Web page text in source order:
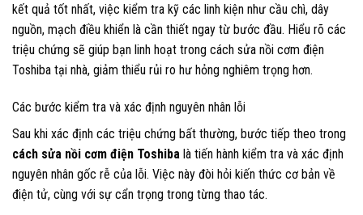
kết quả tốt nhất, việc kiểm tra kỹ các linh kiện như cầu chì, dây
nguồn, mạch điều khiển là cần thiết ngay từ bước đầu. Hiểu rõ các
triệu chứng sẽ giúp bạn linh hoạt trong cách sửa nồi cơm điện
Toshiba tại nhà, giảm thiểu rủi ro hư hỏng nghiêm trọng hơn.
Các bước kiểm tra và xác định nguyên nhân lỗi
Sau khi xác định các triệu chứng bất thường, bước tiếp theo trong
cách sửa nồi cơm điện Toshiba là tiến hành kiểm tra và xác định
nguyên nhân gốc rễ của lỗi. Việc này đòi hỏi kiến thức cơ bản về
điện tử, cùng với sự cẩn trọng trong từng thao tác.